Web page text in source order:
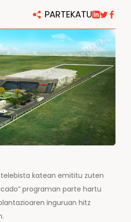
PARTEKATU
telebista katean emititu zuten
programan parte hartu
inguruan hitz